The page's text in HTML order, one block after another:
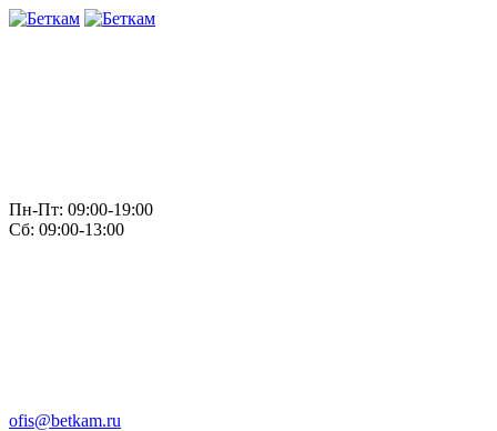
Пн-Пт: 09:00-19:00
Сб: 09:00-13:00
ofis@betkam.ru